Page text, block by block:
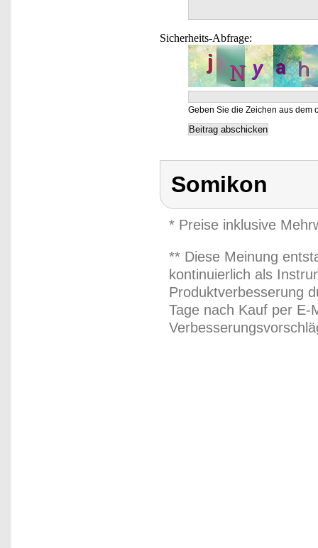
Sicherheits-Abfrage:
Geben Sie die Zeichen aus dem
Somikon
* Preise inklusive
** Diese Meinung
kontinuierlich als
Produktverbesserung
Tage nach Kauf per E-